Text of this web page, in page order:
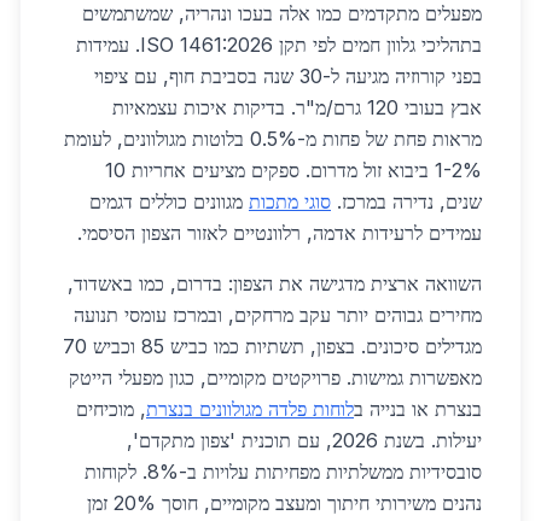
מפעלים מתקדמים כמו אלה בעכו ונהריה, שמשתמשים
בתהליכי גלוון חמים לפי תקן ISO 1461:2026. עמידות
בפני קורוזיה מגיעה ל-30 שנה בסביבת חוף, עם ציפוי
אבץ בעובי 120 גרם/מ"ר. בדיקות איכות עצמאיות
מראות פחת של פחות מ-0.5% בלוטות מגולוונים, לעומת
1-2% ביבוא זול מדרום. ספקים מציעים אחריות 10
שנים, נדירה במרכז. סוגי מתכות מגוונים כוללים דגמים
עמידים לרעידות אדמה, רלוונטיים לאזור הצפון הסיסמי.
השוואה ארצית מדגישה את הצפון: בדרום, כמו באשדוד,
מחירים גבוהים יותר עקב מרחקים, ובמרכז עומסי תנועה
מגדילים סיכונים. בצפון, תשתיות כמו כביש 85 וכביש 70
מאפשרות גמישות. פרויקטים מקומיים, כגון מפעלי הייטק
בנצרת או בנייה בלוחות פלדה מגולוונים בנצרת, מוכיחים
יעילות. בשנת 2026, עם תוכנית 'צפון מתקדם',
סובסידיות ממשלתיות מפחיתות עלויות ב-8%. לקוחות
נהנים משירותי חיתוך ומעצב מקומיים, חוסך 20% זמן